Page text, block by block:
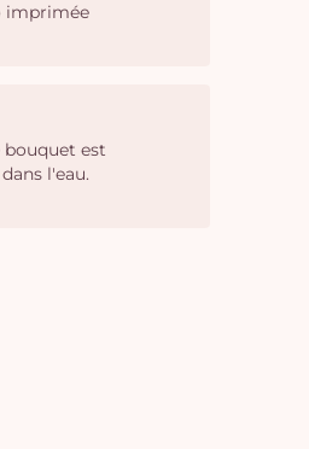
imprimée
bouquet est
l'eau.